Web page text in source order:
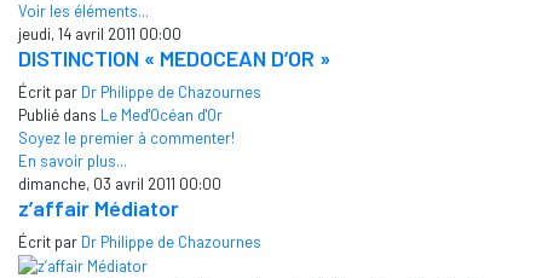
Voir les éléments...
jeudi, 14 avril 2011 00:00
DISTINCTION « MEDOCEAN D’OR »
Écrit par Dr Philippe de Chazournes
Publié dans Le Med'Océan d'Or
Soyez le premier à commenter!
En savoir plus...
dimanche, 03 avril 2011 00:00
z’affair Médiator
Écrit par Dr Philippe de Chazournes